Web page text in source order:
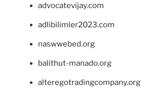
advocatevijay.com
adlibilimler2023.com
naswwebed.org
balithut-manado.org
alteregotradingcompany.org